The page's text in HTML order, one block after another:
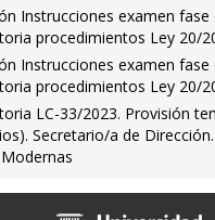
Instrucciones examen fase
procedimientos Ley 20/
Instrucciones examen fase
procedimientos Ley 20/
LC-33/2023. Provisión
Secretario/a de